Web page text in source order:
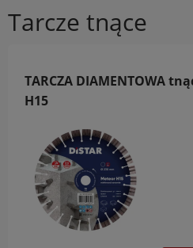
Tarcze tnące
TARCZA DIAMENTOWA
H15